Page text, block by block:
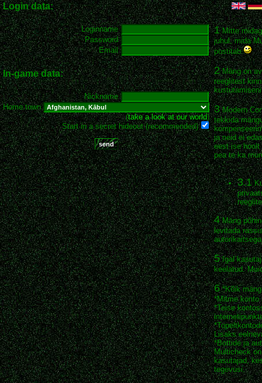
Login data:
Loginname
Password
Email
In-game data:
Nickname
Home town
(take a look at our world)
Start in a secret hideout (recommended)
1Mitte
juhul, mida
postitab.
2Mäng on
reeglitest
3Modern
tekkida
ja neid ei
eest ise hoolt
pea te ka
3.1
4Mäng
levitada
5Igal
keelatud.
6*Kõik
*Mitme konto
*Teise
Lisaks
*Bottide ja
Multicheck
kasutajad,
tegevusi.